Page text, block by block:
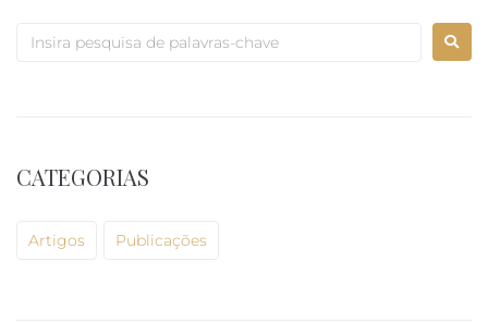
CATEGORIAS
Artigos Publicações